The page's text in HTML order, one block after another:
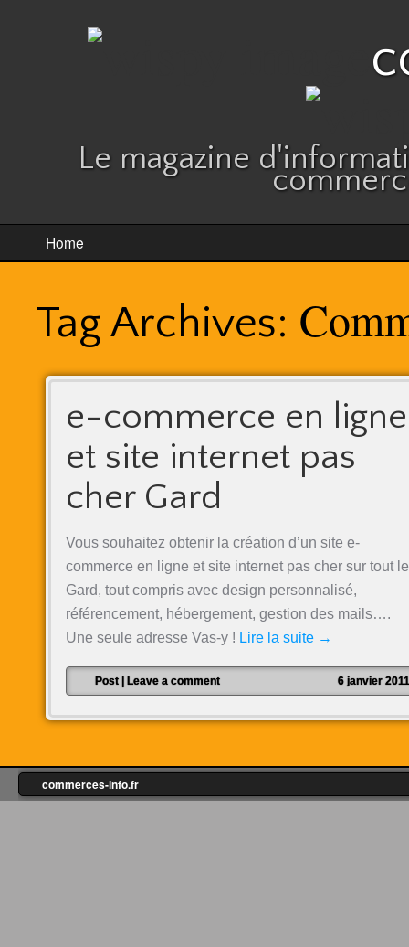
Le magazine
Home
Tag Archives:
e-commerce en ligne
et site internet pas
cher Gard
Vous souhaitez obtenir la création d’un site e-
commerce en ligne et site internet pas cher sur tout le
Gard, tout compris avec design personnalisé,
référencement, hébergement, gestion des mails….
Une seule adresse Vas-y ! Lire la suite →
Post Leave a comment 6 janvier 2011
commerces-info.fr